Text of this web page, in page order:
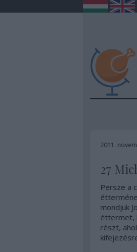
2011.
27
Persze a
mondjuk
éttermet,
részt,